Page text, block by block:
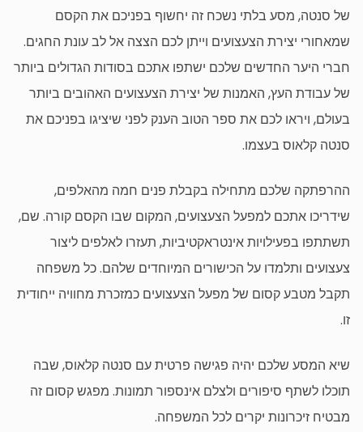
של סנטה, מסע בלתי נשכח זה יחשוף בפניכם את הקסם
שמאחורי יצירת הצעצועים וייתן לכם הצצה אל לב עונת החגים.
חברי היער החדשים שלכם ישתפו אתכם בסודות הגדולים ביותר
של עבודת העץ, האמנות של יצירת הצעצועים האהובים ביותר
בעולם, ויראו לכם את ספר הטוב הענק לפני שיציגו בפניכם את
סנטה קלאוס בעצמו.
ההרפתקה שלכם מתחילה בקבלת פנים חמה מהאלפים,
שידריכו אתכם למפעל הצעצועים, המקום שבו הקסם קורה. שם,
תשתתפו בפעילויות אינטראקטיביות, תעזרו לאלפים ליצור
צעצועים ותלמדו על הכישורים המיוחדים שלהם. כל משפחה
תקבל מטבע קסום של מפעל הצעצועים כמזכרת מחוויה ייחודית
זו.
שיא המסע שלכם יהיה פגישה פרטית עם סנטה קלאוס, שבה
תוכלו לשתף סיפורים ולצלם אינספור תמונות. מפגש קסום זה
מבטיח זיכרונות יקרים לכל המשפחה.